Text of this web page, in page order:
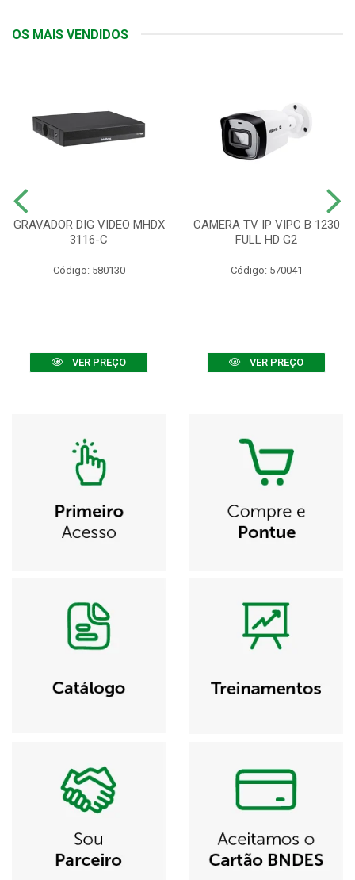
OS MAIS VENDIDOS
GRAVADOR DIG VIDEO MHDX
3116-C
Código: 580130
VER PREÇO
CAMERA TV IP VIPC B 1230
FULL HD G2
Código: 570041
VER PREÇO